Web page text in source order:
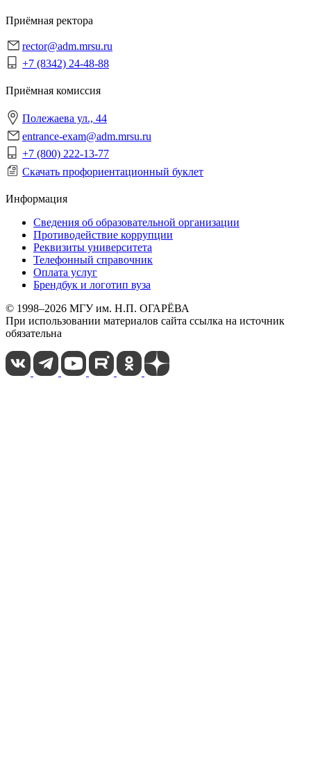
Приёмная ректора
rector@adm.mrsu.ru
+7 (8342) 24-48-88
Приёмная комиссия
Полежаева ул., 44
entrance-exam@adm.mrsu.ru
+7 (800) 222-13-77
Скачать профориентационный буклет
Информация
Сведения об образовательной организации
Противодействие коррупции
Реквизиты университета
Телефонный справочник
Оплата услуг
Брендбук и логотип вуза
© 1998–2026 МГУ им. Н.П. ОГАРЁВА
При использовании материалов сайта ссылка на источник
обязательна